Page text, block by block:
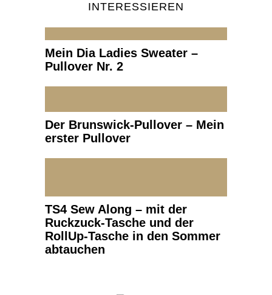
INTERESSIEREN
Mein Dia Ladies Sweater –
Pullover Nr. 2
Der Brunswick-Pullover – Mein
erster Pullover
TS4 Sew Along – mit der
Ruckzuck-Tasche und der
RollUp-Tasche in den Sommer
abtauchen